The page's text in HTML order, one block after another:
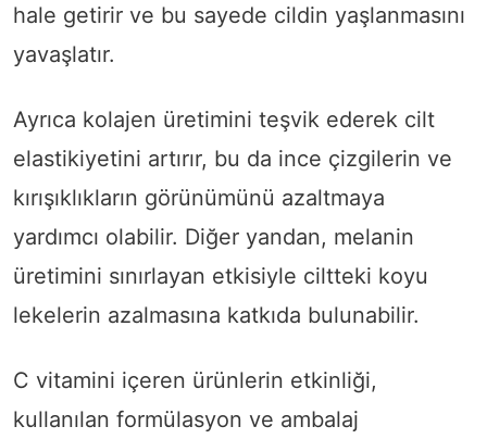
hale getirir ve bu sayede cildin yaşlanmasını
yavaşlatır.
Ayrıca kolajen üretimini teşvik ederek cilt
elastikiyetini artırır, bu da ince çizgilerin ve
kırışıklıkların görünümünü azaltmaya
yardımcı olabilir. Diğer yandan, melanin
üretimini sınırlayan etkisiyle ciltteki koyu
lekelerin azalmasına katkıda bulunabilir.
C vitamini içeren ürünlerin etkinliği,
kullanılan formülasyon ve ambalaj